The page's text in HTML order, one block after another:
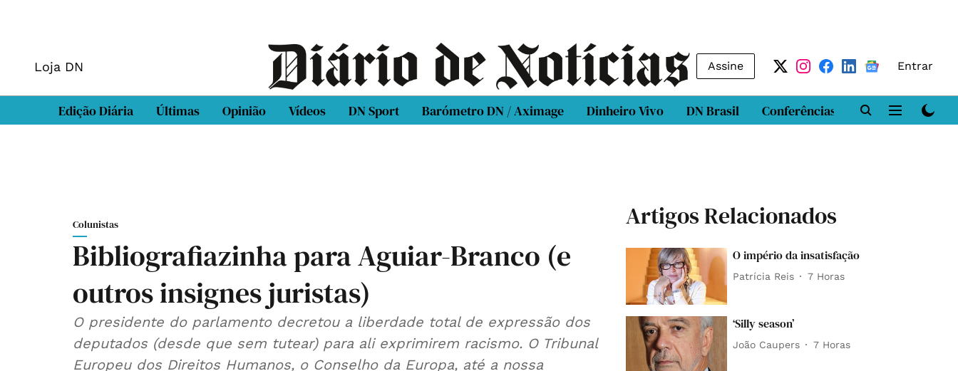
Loja DN Assine Entrar
Edição Diária Últimas Opinião Vídeos DN Sport Barómetro DN / Aximage Dinheiro Vivo DN Brasil Conferências DN LAB
Colunistas
Bibliografiazinha para Aguiar-Branco (e
outros insignes juristas)
O presidente do parlamento decretou a liberdade total de expressão dos
deputados (desde que sem tutear) para ali exprimirem racismo. O Tribunal
Europeu dos Direitos Humanos, o Conselho da Europa, até a nossa
Artigos Relacionados
O império da insatisfação
Patrícia Reis 7 Horas
‘Silly season’
João Caupers 7 Horas